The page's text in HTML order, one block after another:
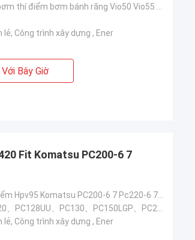
Tôi thích công ty này. Họ chuyên nghiệp và
Công trình xây dựng , Ener
Bây Giờ
Fit Komatsu PC200-6 7
Công trình xây dựng , Ener